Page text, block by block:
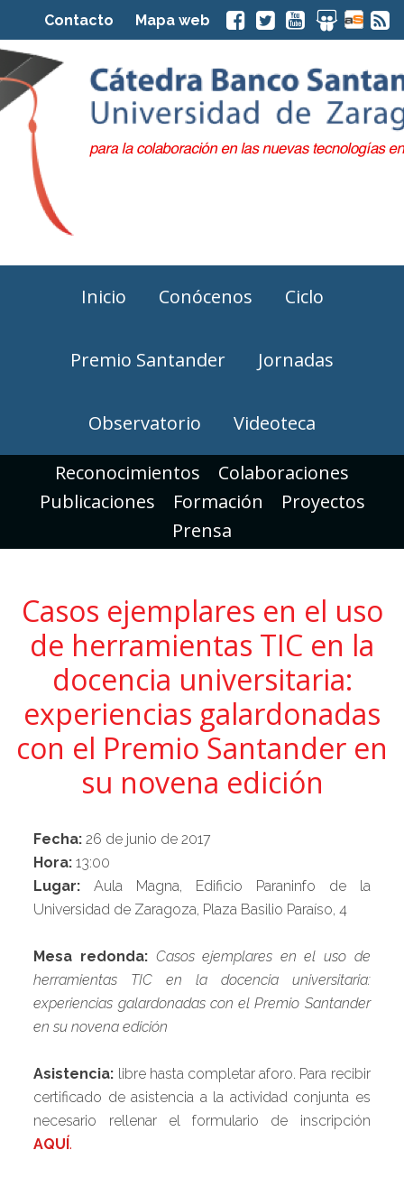
Contacto Mapa web
Inicio Conócenos Ciclo
Premio Santander Jornadas
Observatorio Videoteca
Reconocimientos
Colaboraciones
Publicaciones
Formación
Proyectos
Prensa
Casos ejemplares en el uso
de herramientas TIC en la
docencia universitaria:
experiencias galardonadas
con el Premio Santander en
su novena edición
Fecha: 26 de junio de 2017
Hora: 13:00
Lugar: Aula Magna, Edificio Paraninfo de la
Universidad de Zaragoza, Plaza Basilio Paraíso, 4
Mesa redonda: Casos ejemplares en el uso de
herramientas TIC en la docencia universitaria:
experiencias galardonadas con el Premio Santander
en su novena edición
Asistencia: libre hasta completar aforo. Para recibir
certificado de asistencia a la actividad conjunta es
necesario rellenar el formulario de inscripción
AQUÍ.